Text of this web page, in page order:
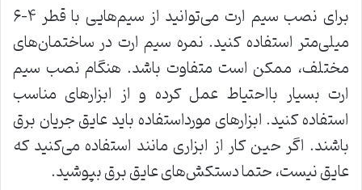
برای نصب سیم ارت می‌توانید از سیم‌هایی با قطر ۴-۶
میلی‌متر استفاده کنید. نمره سیم ارت در ساختمان‌های
مختلف، ممکن است متفاوت باشد. هنگام نصب سیم
ارت بسیار بااحتیاط عمل کرده و از ابزارهای مناسب
استفاده کنید. ابزارهای مورداستفاده باید عایق جریان برق
باشند. اگر حین کار از ابزاری مانند استفاده می‌کنید که
عایق نیست، حتما دستکش‌های عایق برق بپوشید.